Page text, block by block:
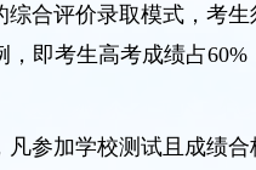
合评价录取模式，考
即考生高考成绩占
参加学校测试且成绩